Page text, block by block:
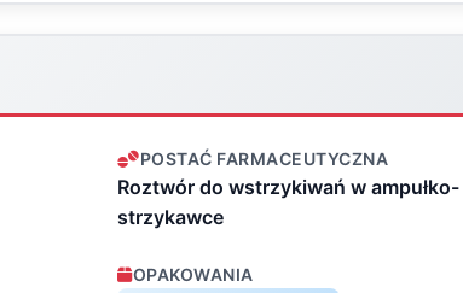
POSTAĆ FARMACEUTYCZNA
Roztwór do wstrzykiwań w ampułko-
strzykawce
OPAKOWANIA